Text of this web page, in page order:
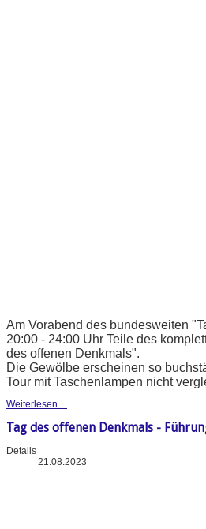
Am Vorabend des bundesweiten
20:00 - 24:00 Uhr Teile des
des offenen Denkmals".
Die Gewölbe erscheinen so
Tour mit Taschenlampen nicht
Weiterlesen ...
Tag des offenen Denkmals -
Details
21.08.2023